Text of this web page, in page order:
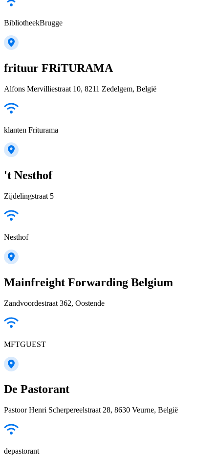
BibliotheekBrugge
frituur FRiTURAMA
Alfons Mervilliestraat 10, 8211 Zedelgem, België
klanten Friturama
't Nesthof
Zijdelingstraat 5
Nesthof
Mainfreight Forwarding Belgium
Zandvoordestraat 362, Oostende
MFTGUEST
De Pastorant
Pastoor Henri Scherpereelstraat 28, 8630 Veurne, België
depastorant